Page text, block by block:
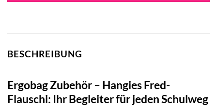
BESCHREIBUNG
Ergobag Zubehör – Hangies Fred-
Flauschi: Ihr Begleiter für jeden Schulweg